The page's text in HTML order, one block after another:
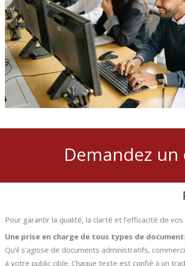
Demandez un
Pour garantir la qualité, la clarté et l’efficacité de
Une prise en charge de tous types de
Qu’il s’agisse de documents administratifs,
à votre public cible. Chaque texte est confié à un